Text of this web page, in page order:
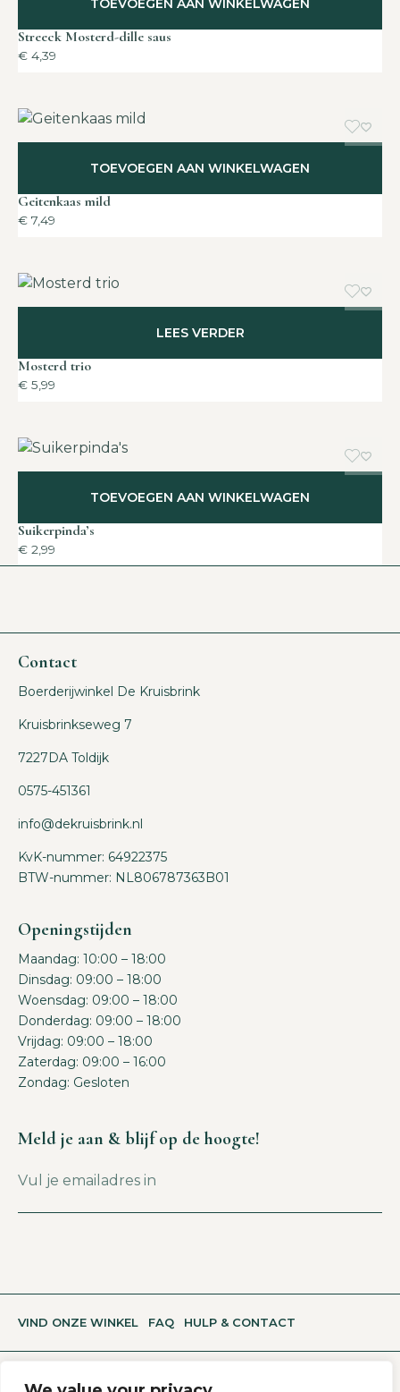
Streeck Mosterd-dille saus
€ 4,39
TOEVOEGEN AAN WINKELWAGEN
Geitenkaas mild
€ 7,49
TOEVOEGEN AAN WINKELWAGEN
Mosterd trio
€ 5,99
LEES VERDER
Suikerpinda’s
€ 2,99
TOEVOEGEN AAN WINKELWAGEN
Contact
Boerderijwinkel De Kruisbrink
Kruisbrinkseweg 7
7227DA Toldijk
0575-451361
info@dekruisbrink.nl
KvK-nummer: 64922375
BTW-nummer: NL806787363B01
Openingstijden
Maandag: 10:00 – 18:00
Dinsdag: 09:00 – 18:00
Woensdag: 09:00 – 18:00
Donderdag: 09:00 – 18:00
Vrijdag: 09:00 – 18:00
Zaterdag: 09:00 – 16:00
Zondag: Gesloten
Meld je aan & blijf op de hoogte!
VIND ONZE WINKEL FAQ HULP & CONTACT